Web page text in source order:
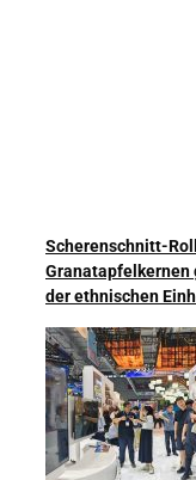
Scherenschnitt-
Granatapfelkernen
der ethnischen